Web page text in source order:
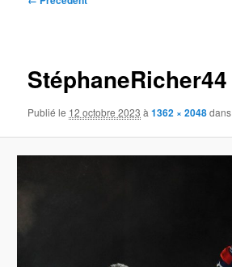
StéphaneRicher44
Publié le 12 octobre 2023 à1362 × 2048